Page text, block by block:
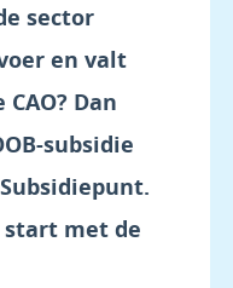
sector
en valt
Dan
subsidie
start met de